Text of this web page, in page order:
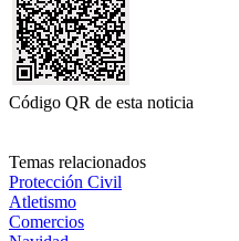
Código QR de esta noticia
Temas relacionados
Protección Civil
Atletismo
Comercios